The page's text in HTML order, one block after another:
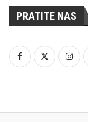
PRATITE NAS